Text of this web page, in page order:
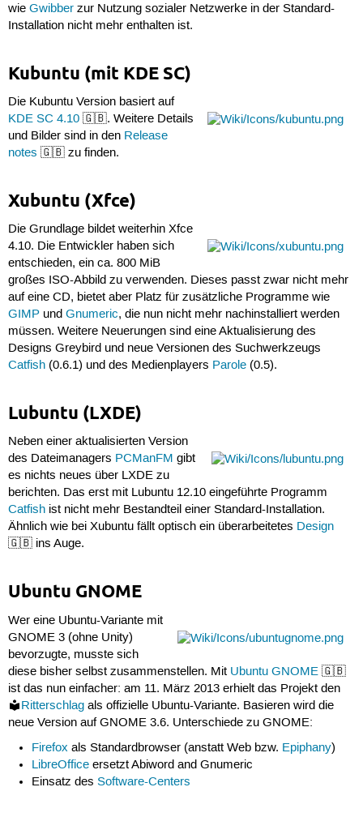
wie Gwibberzur Nutzung sozialer Netzwerke in der Standard-
Installation nicht mehr enthalten ist.
Kubuntu (mit KDE SC)
Die Kubuntu Version basiert auf
KDE SC 4.10🇬🇧. Weitere Details
und Bilder sind in den Release
notes 🇬🇧 zu finden.
Xubuntu (Xfce)
Die Grundlage bildet weiterhin Xfce
4.10. Die Entwickler haben sich
entschieden, ein ca. 800 MiB
großes ISO-Abbild zu verwenden. Dieses passt zwar nicht mehr
auf eine CD, bietet aber Platz für zusätzliche Programme wie
GIMPund Gnumeric, die nun nicht mehr nachinstalliert werden
müssen. Weitere Neuerungen sind eine Aktualisierung des
Designs Greybird und neue Versionen des Suchwerkzeugs
Catfish(0.6.1) und des Medienplayers Parole(0.5).
Lubuntu (LXDE)
Neben einer aktualisierten Version
des Dateimanagers PCManFM gibt
es nichts neues über LXDE zu
berichten. Das erst mit Lubuntu 12.10 eingeführte Programm
Catfishist nicht mehr Bestandteil einer Standard-Installation.
Ähnlich wie bei Xubuntu fällt optisch ein überarbeitetes Design
🇬🇧 ins Auge.
Ubuntu GNOME
Wer eine Ubuntu-Variante mit
GNOME 3 (ohne Unity)
bevorzugte, musste sich
diese bisher selbst zusammenstellen. Mit Ubuntu GNOME🇬🇧
ist das nun einfacher: am 11. März 2013 erhielt das Projekt den
Ritterschlagals offizielle Ubuntu-Variante. Basieren wird die
neue Version auf GNOME 3.6. Unterschiede zu GNOME:
Firefox als Standardbrowser (anstatt Web bzw. Epiphany)
LibreOffice ersetzt Abiword and Gnumeric
Einsatz desSoftware-Centers